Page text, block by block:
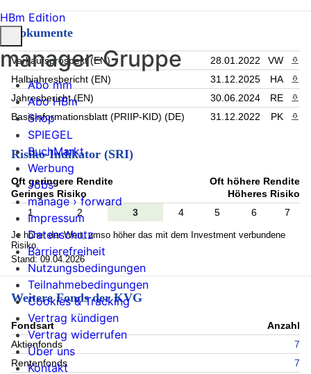
Dokumente
Verkaufsprospekt (EN) 28.01.2022 VW
Halbjahresbericht (EN)
31.12.2025 HA
Jahresbericht (EN)
30.06.2024 RE
Basisinformationsblatt (PRIIP-KID) (DE)
31.12.2022 PK
Risiko-Indikator (SRI)
Oft geringere Rendite
Geringes Risiko
Oft höhere Rendite
Höheres Risiko
1
2 3 4 5 6 7
Je höher der Wert, umso höher das mit dem Investment verbundene
Risiko.
Stand: 09.04.2026
Weitere Fonds der KVG
Fondsart
Anzahl
Aktienfonds
7
Rentenfonds
7
HBm Edition
manager-Gruppe
Abo mm
Abo HBm
Shop
SPIEGEL
BuchMarkt
Werbung
Jobs
manage › forward
Impressum
Datenschutz
Barrierefreiheit
Nutzungsbedingungen
Teilnahmebedingungen
Cookies & Tracking
Vertrag kündigen
Vertrag widerrufen
Über uns
Kontakt